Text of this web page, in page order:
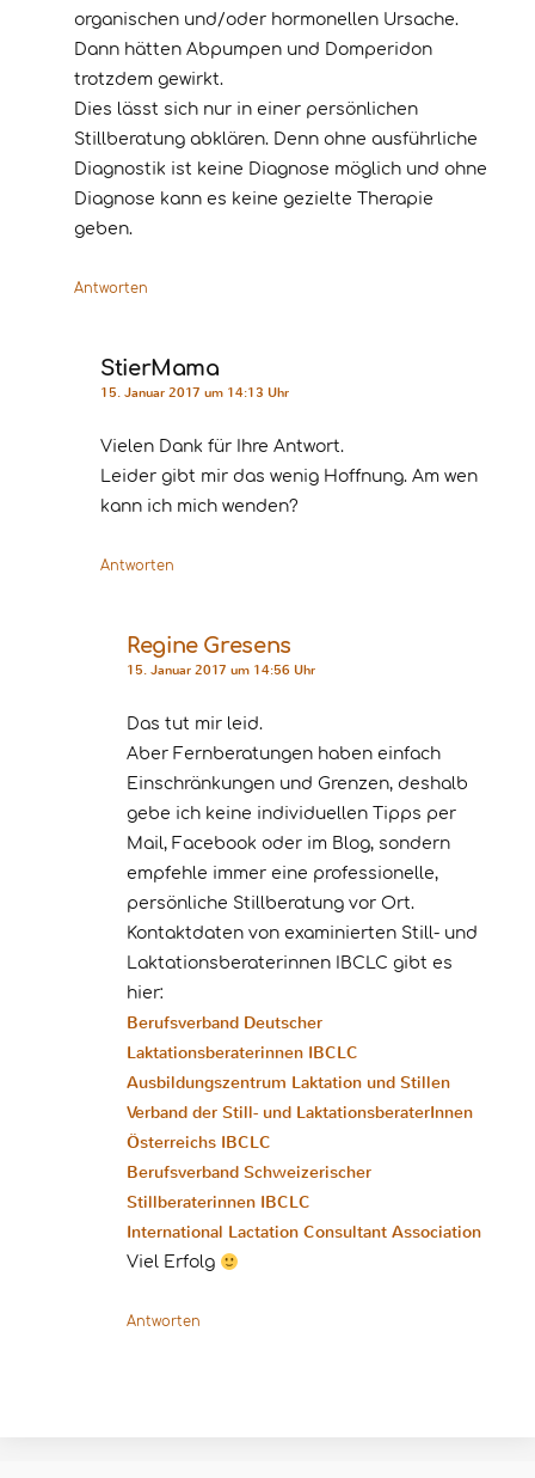
organischen und/oder hormonellen Ursache.
Dann hätten Abpumpen und Domperidon
trotzdem gewirkt.
Dies lässt sich nur in einer persönlichen
Stillberatung abklären. Denn ohne ausführliche
Diagnostik ist keine Diagnose möglich und ohne
Diagnose kann es keine gezielte Therapie
geben.
Antworten
StierMama
15. Januar 2017 um 14:13 Uhr
Vielen Dank für Ihre Antwort.
Leider gibt mir das wenig Hoffnung. Am wen
kann ich mich wenden?
Antworten
Regine Gresens
15. Januar 2017 um 14:56 Uhr
Das tut mir leid.
Aber Fernberatungen haben einfach
Einschränkungen und Grenzen, deshalb
gebe ich keine individuellen Tipps per
Mail, Facebook oder im Blog, sondern
empfehle immer eine professionelle,
persönliche Stillberatung vor Ort.
Kontaktdaten von examinierten Still- und
Laktationsberaterinnen IBCLC gibt es
hier:
Berufsverband Deutscher
Laktationsberaterinnen IBCLC
Ausbildungszentrum Laktation und Stillen
Verband der Still- und LaktationsberaterInnen
Österreichs IBCLC
Berufsverband Schweizerischer
Stillberaterinnen IBCLC
International Lactation Consultant Association
Viel Erfolg
Antworten